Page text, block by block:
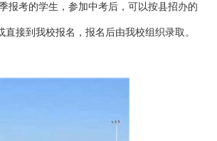
报考的学生，参加中考后，可以按县招办的
直接到我校报名，报名后由我校组织录取。